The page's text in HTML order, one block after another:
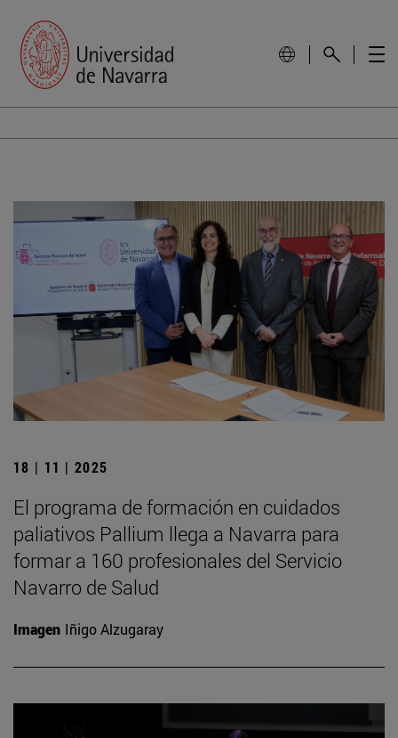
18 | 11 | 2025
El programa de formación en cuidados
paliativos Pallium llega a Navarra para
formar a 160 profesionales del Servicio
Navarro de Salud
Imagen Iñigo Alzugaray